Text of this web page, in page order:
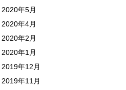
2020年5月
2020年4月
2020年2月
2020年1月
2019年12月
2019年11月